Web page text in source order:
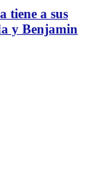
tiene a sus
y Benjamin